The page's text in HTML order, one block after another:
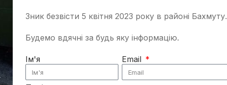
Зник безвісти 5 квітня 2023 року в районі Бахмуту.
Будемо вдячні за будь яку інформацію.
Ім'я Email